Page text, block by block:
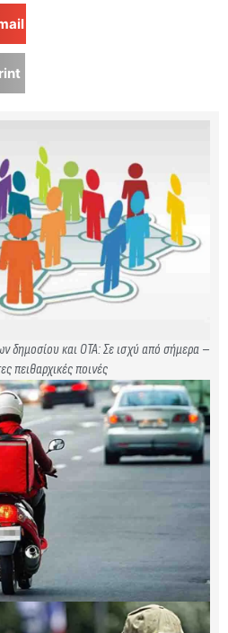
δημοσίου και ΟΤΑ: Σε ισχύ από σήμερα –
πειθαρχικές ποινές